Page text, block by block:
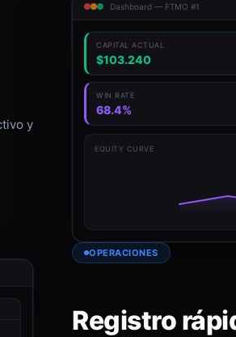
y
Dashboard — FTMO #1
CAPITAL ACTUAL
$103.240
WIN RATE
68.4%
EQUITY CURVE
OPERACIONES
Registro